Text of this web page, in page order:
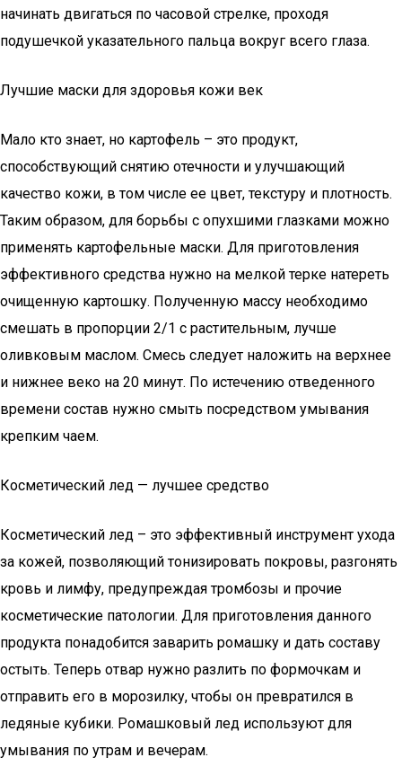
начинать двигаться по часовой стрелке, проходя
подушечкой указательного пальца вокруг всего глаза.
Лучшие маски для здоровья кожи век
Мало кто знает, но картофель – это продукт,
способствующий снятию отечности и улучшающий
качество кожи, в том числе ее цвет, текстуру и плотность.
Таким образом, для борьбы с опухшими глазками можно
применять картофельные маски. Для приготовления
эффективного средства нужно на мелкой терке натереть
очищенную картошку. Полученную массу необходимо
смешать в пропорции 2/1 с растительным, лучше
оливковым маслом. Смесь следует наложить на верхнее
и нижнее веко на 20 минут. По истечению отведенного
времени состав нужно смыть посредством умывания
крепким чаем.
Косметический лед — лучшее средство
Косметический лед – это эффективный инструмент ухода
за кожей, позволяющий тонизировать покровы, разгонять
кровь и лимфу, предупреждая тромбозы и прочие
косметические патологии. Для приготовления данного
продукта понадобится заварить ромашку и дать составу
остыть. Теперь отвар нужно разлить по формочкам и
отправить его в морозилку, чтобы он превратился в
ледяные кубики. Ромашковый лед используют для
умывания по утрам и вечерам.